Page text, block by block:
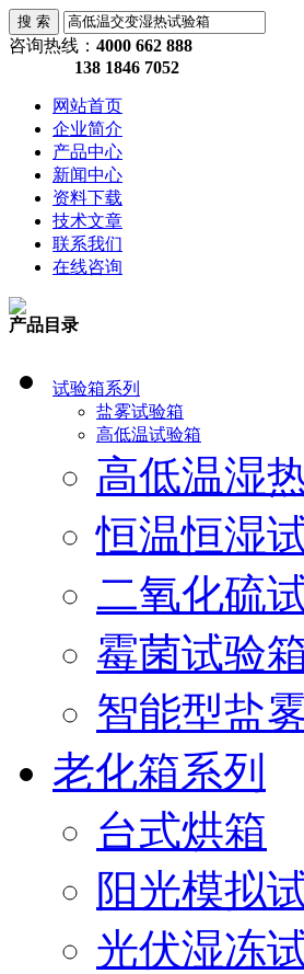
咨询热线： 4000 662 888
138 1846 7052
网站首页
企业简介
产品中心
新闻中心
资料下载
技术文章
联系我们
在线咨询
产品目录
试验箱系列
盐雾试验箱
高低温试验箱
高低温湿
恒温恒湿
二氧化硫
霉菌试验
智能型盐
老化箱系列
台式烘箱
阳光模拟
光伏湿冻